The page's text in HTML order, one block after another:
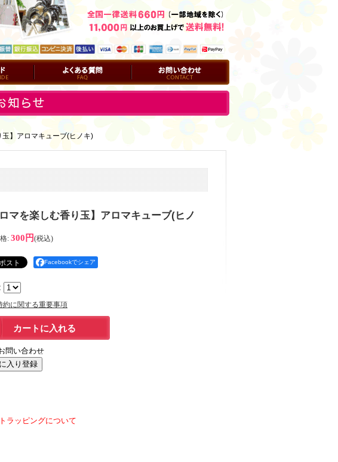
よくある質問 お問い合わせ
玉】アロマキューブ(ヒノキ)
ロマを楽しむ香り玉】アロマキューブ(ヒノ
: 300円(税込)
Facebookでシェア
約に関する重要事項
ラッピングについて